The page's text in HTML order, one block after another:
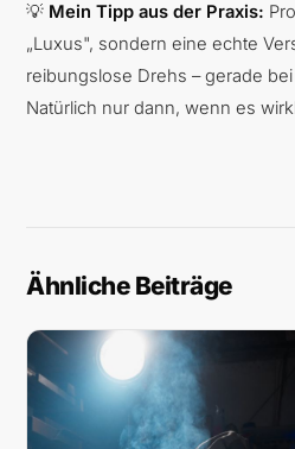
💡 Mein Tipp aus der Praxis:
„Luxus", sondern eine echte
reibungslose Drehs – gerade
Natürlich nur dann, wenn es
Ähnliche Beiträge